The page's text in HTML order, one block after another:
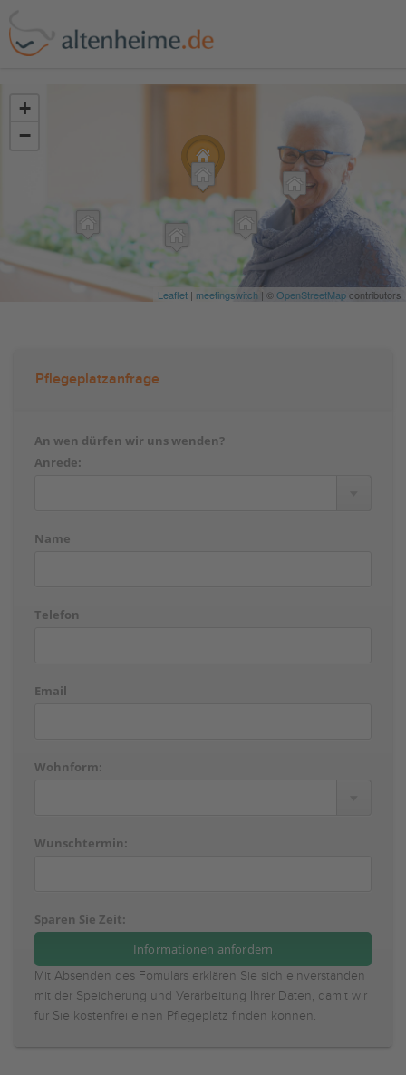
+
−
Leaflet | meetingswitch | ©OpenStreetMapcontributors
Pflegeplatzanfrage
An wen dürfen wir uns wenden?
Anrede:
Name
Telefon
Email
Wohnform:
Wunschtermin:
Sparen Sie Zeit:
Mit Absenden des Fomulars erklären Sie sich einverstanden
mit der Speicherung und Verarbeitung Ihrer Daten, damit wir
für Sie kostenfrei einen Pflegeplatz finden können.